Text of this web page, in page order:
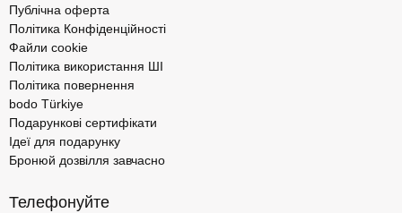
Публічна оферта
Політика Конфіденційності
Файли cookie
Політика використання ШІ
Політика повернення
bodo Türkiye
Подарункові сертифікати
Ідеї для подарунку
Бронюй дозвілля завчасно
Телефонуйте